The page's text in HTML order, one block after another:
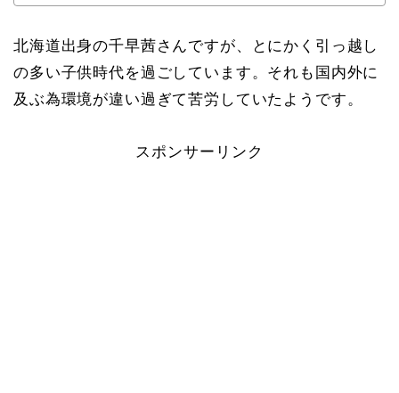
北海道出身の千早茜さんですが、とにかく引っ越し
の多い子供時代を過ごしています。それも国内外に
及ぶ為環境が違い過ぎて苦労していたようです。
スポンサーリンク